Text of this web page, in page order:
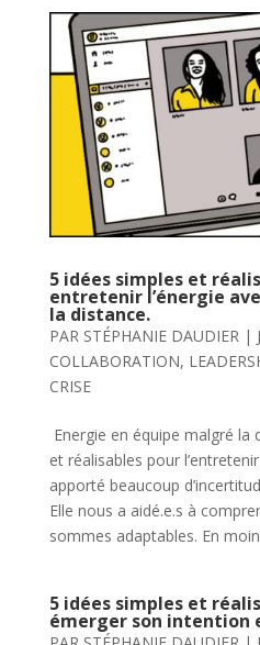
5 idées simples et
entretenir l’énergie
la distance.
PAR STÉPHANIE DAUDIER |
COLLABORATION,
CRISE
Energie en équipe malgré la
et réalisables pour
apporté beaucoup
Elle nous a aidé.e.s à
sommes adaptables. En
5 idées simples et
émerger son intention